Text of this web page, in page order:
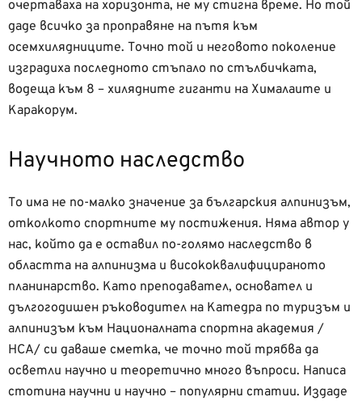
очертаваха на хоризонта, не му стигна време. Но той
даде всичко за проправяне на пътя към
осемхилядниците. Точно той и неговото поколение
изградиха последното стъпало по стълбичката,
водеща към 8 – хилядните гиганти на Хималаите и
Каракорум.
Научното наследство
То има не по-малко значение за българския алпинизъм,
отколкото спортните му постижения. Няма автор у
нас, който да е оставил по-голямо наследство в
областта на алпинизма и висококвалифицираното
планинарство. Като преподавател, основател и
дългогодишен ръководител на Катедра по туризъм и
алпинизъм към Националната спортна академия /
НСА/ си даваше сметка, че точно той трябва да
осветли научно и теоретично много въпроси. Написа
стотина научни и научно – популярни статии. Издаде